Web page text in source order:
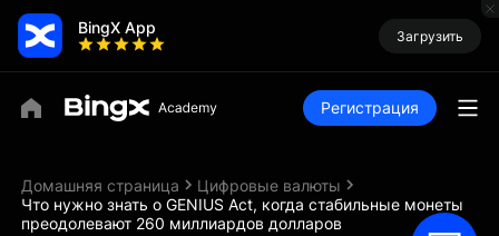
BingX App Загрузить
Регистрация
Домашняя страница
Цифровые валюты
Что нужно знать о GENIUS Act, когда стабильные монеты
преодолевают 260 миллиардов долларов